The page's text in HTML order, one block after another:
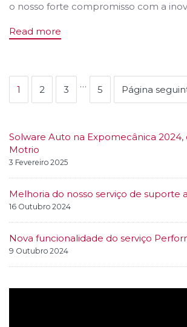
o nosso forte compromisso com a
Read more
1 2 3 … 5 Página
Solware Auto na Expomecânica 2024,
Motrio
3 Fevereiro 2025
Melhoria do nosso serviço de suporte
16 Outubro 2024
Nova funcionalidade do serviço
9 Outubro 2024